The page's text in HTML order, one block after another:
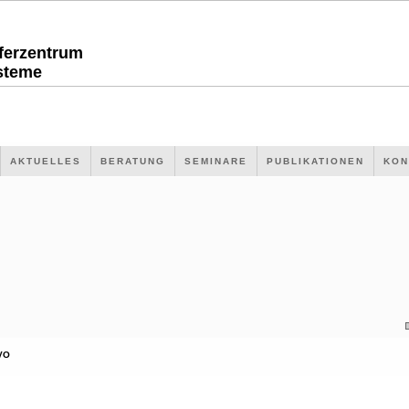
AKTUELLES BERATUNG SEMINARE PUBLIKATIONEN